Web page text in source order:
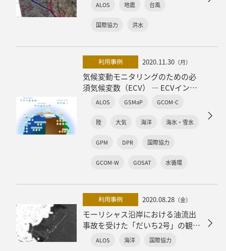
ALOS 地震 台風
国際協力 洪水
利用事例 2020.11.30 （月）
気候変動モニタリングのための必
須気候変数（ECV） ― ECVインベ
ントリー（Ver3）の公開 ―
ALOS GSMaP GCOM-C
陸 大気 海洋 海氷・雪氷
GPM DPR 国際協力
GCOM-W GOSAT 水循環
利用事例 2020.08.28 （金）
モーリシャス沿岸における油流出
事故を受けた「だいち2号」の観測
協力ALOS 海洋 国際協力